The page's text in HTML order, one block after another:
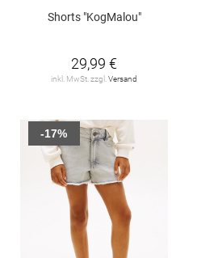
Shorts "KogMalou"
29,99 €
inkl. MwSt. zzgl. Versand
-17%